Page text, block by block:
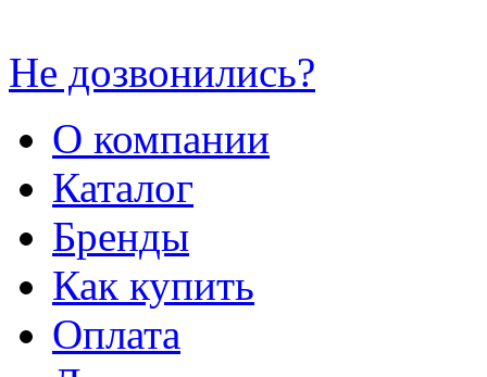
Не дозвонились?
О компании
Каталог
Бренды
Как купить
Оплата